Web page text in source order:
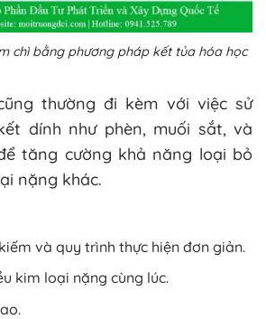
chì bằng phương pháp kết tủa hóa học
thường đi kèm với việc sử
dính như phèn, muối sắt, và
tăng cường khả năng loại bỏ
nặng khác.
và quy trình thực hiện đơn giản.
kim loại nặng cùng lúc.